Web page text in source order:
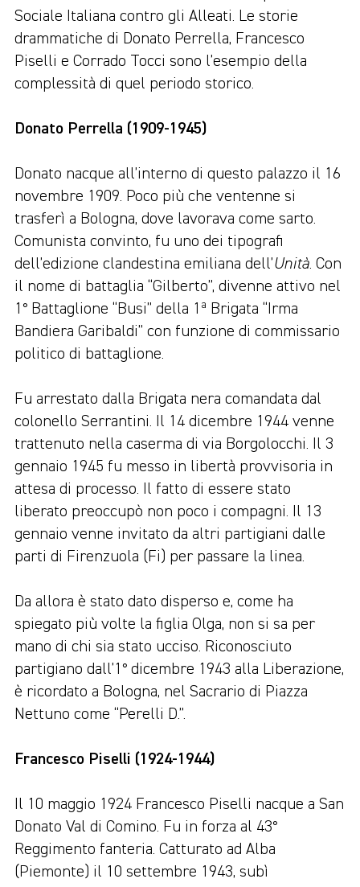
Sociale Italiana contro gli Alleati. Le storie
drammatiche di Donato Perrella, Francesco
Piselli e Corrado Tocci sono l’esempio della
complessità di quel periodo storico.
Donato Perrella (1909-1945)
Donato nacque all’interno di questo palazzo il 16
novembre 1909. Poco più che ventenne si
trasferì a Bologna, dove lavorava come sarto.
Comunista convinto, fu uno dei tipografi
dell’edizione clandestina emiliana dell’Unità . Con
il nome di battaglia “Gilberto”, divenne attivo nel
1° Battaglione “Busi” della 1ª Brigata “Irma
Bandiera Garibaldi” con funzione di commissario
politico di battaglione.
Fu arrestato dalla Brigata nera comandata dal
colonello Serrantini. Il 14 dicembre 1944 venne
trattenuto nella caserma di via Borgolocchi. Il 3
gennaio 1945 fu messo in libertà provvisoria in
attesa di processo. Il fatto di essere stato
liberato preoccupò non poco i compagni. Il 13
gennaio venne invitato da altri partigiani dalle
parti di Firenzuola (Fi) per passare la linea.
Da allora è stato dato disperso e, come ha
spiegato più volte la figlia Olga, non si sa per
mano di chi sia stato ucciso. Riconosciuto
partigiano dall’1° dicembre 1943 alla Liberazione,
è ricordato a Bologna, nel Sacrario di Piazza
Nettuno come “Perelli D.”.
Francesco Piselli (1924-1944)
Il 10 maggio 1924 Francesco Piselli nacque a San
Donato Val di Comino. Fu in forza al 43°
Reggimento fanteria. Catturato ad Alba
(Piemonte) il 10 settembre 1943, subì